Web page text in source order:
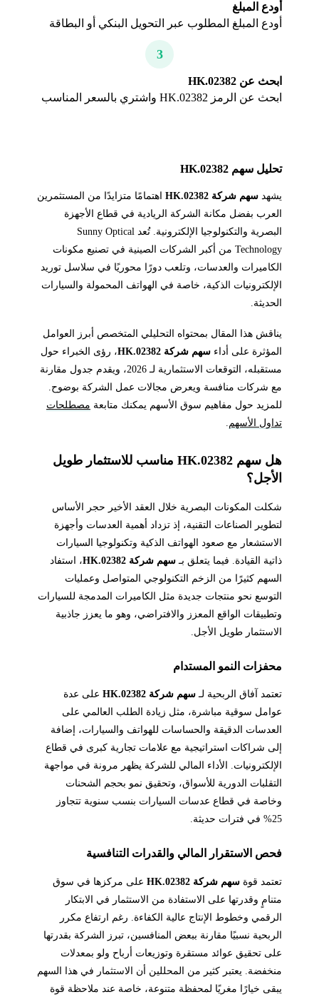
أودع المبلغ
أودع المبلغ المطلوب عبر التحويل البنكي أو البطاقة
3
ابحث عن 02382.HK
ابحث عن الرمز 02382.HK واشتري بالسعر المناسب
تحليل سهم 02382.HK
يشهد سهم شركة 02382.HK
اهتمامًا متزايدًا من المستثمرين
العرب بفضل مكانة الشركة الريادية في قطاع الأجهزة
البصرية والتكنولوجيا الإلكترونية. تُعد Sunny Optical
Technology من أكبر الشركات الصينية في تصنيع مكونات
الكاميرات والعدسات، وتلعب دورًا محوريًا في سلاسل توريد
الإلكترونيات الذكية، خاصة في الهواتف المحمولة والسيارات
الحديثة.
يناقش هذا المقال بمحتواه التحليلي المتخصص أبرز العوامل
المؤثرة على أداء سهم شركة 02382.HK
، رؤى الخبراء حول
مستقبله، التوقعات الاستثمارية لـ 2026، ويقدم جدول مقارنة
مع شركات منافسة ويعرض مجالات عمل الشركة بوضوح.
للمزيد حول مفاهيم سوق الأسهم يمكنك متابعة مصطلحات
تداول الأسهم.
هل سهم 02382.HK مناسب للاستثمار طويل
الأجل؟
شكلت المكونات البصرية خلال العقد الأخير حجر الأساس
لتطوير الصناعات التقنية، إذ تزداد أهمية العدسات وأجهزة
الاستشعار مع صعود الهواتف الذكية وتكنولوجيا السيارات
ذاتية القيادة. فيما يتعلق بـ سهم شركة 02382.HK
، استفاد
السهم كثيرًا من الزخم التكنولوجي المتواصل وعمليات
التوسع نحو منتجات جديدة مثل الكاميرات المدمجة للسيارات
وتطبيقات الواقع المعزز والافتراضي، وهو ما يعزز جاذبية
الاستثمار طويل الأجل.
محفزات النمو المستدام
تعتمد آفاق الربحية لـ سهم شركة 02382.HK
على عدة
عوامل سوقية مباشرة، مثل زيادة الطلب العالمي على
العدسات الدقيقة والحساسات للهواتف والسيارات، إضافة
إلى شراكات استراتيجية مع علامات تجارية كبرى في قطاع
الإلكترونيات. الأداء المالي للشركة يظهر مرونة في مواجهة
التقلبات الدورية للأسواق، وتحقيق نمو بحجم الشحنات
وخاصة في قطاع عدسات السيارات بنسب سنوية تتجاوز
25% في فترات حديثة.
فحص الاستقرار المالي والقدرات التنافسية
تعتمد قوة سهم شركة 02382.HK
على مركزها في سوق
متنامٍ وقدرتها على الاستفادة من الاستثمار في الابتكار
الرقمي وخطوط الإنتاج عالية الكفاءة. رغم ارتفاع مكرر
الربحية نسبيًا مقارنة ببعض المنافسين، تبرز الشركة بقدرتها
على تحقيق عوائد مستقرة وتوزيعات أرباح ولو بمعدلات
منخفضة. يعتبر كثير من المحللين أن الاستثمار في هذا السهم
يبقى خيارًا مغريًا لمحفظة متنوعة، خاصة عند ملاحظة قوة